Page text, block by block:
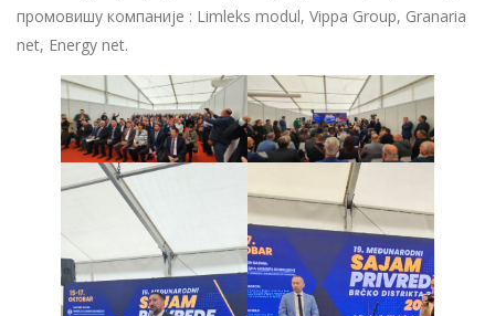
промовишу компаније : Limleks modul, Vippa Group, Granaria
net, Energy net.